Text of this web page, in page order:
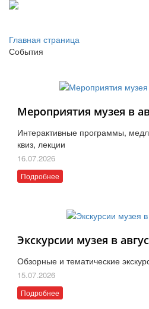
Главная страница
События
Мероприятия музея в
Интерактивные программы,
квиз, лекции
16.07.2026
Подробнее
Экскурсии музея в
Обзорные и тематические
15.07.2026
Подробнее